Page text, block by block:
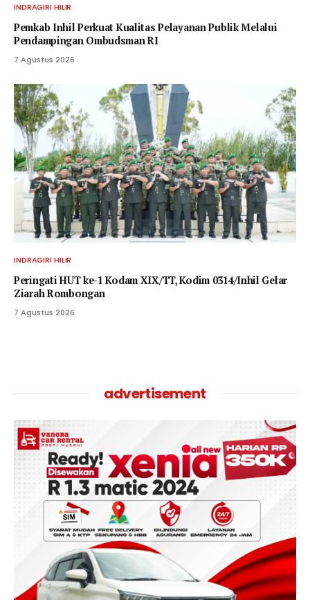
INDRAGIRI HILIR
Pemkab Inhil Perkuat Kualitas Pelayanan Publik Melalui
Pendampingan Ombudsman RI
7 Agustus 2026
INDRAGIRI HILIR
Peringati HUT ke-1 Kodam XIX/TT, Kodim 0314/Inhil Gelar
Ziarah Rombongan
7 Agustus 2026
advertisement